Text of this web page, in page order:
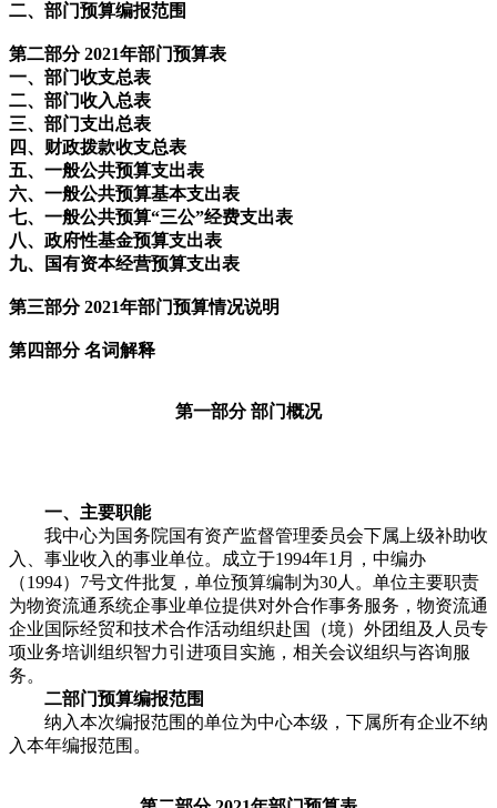
二、部门预算编报范围
第二部分 2021年部门预算表
一、部门收支总表
二、部门收入总表
三、部门支出总表
四、财政拨款收支总表
五、一般公共预算支出表
六、一般公共预算基本支出表
七、一般公共预算“三公”经费支出表
八、政府性基金预算支出表
九、国有资本经营预算支出表
第三部分 2021年部门预算情况说明
第四部分 名词解释
第一部分 部门概况
一、主要职能
我中心为国务院国有资产监督管理委员会下属上级补助收
入、事业收入的事业单位。成立于1994年1月，中编办
（1994）7号文件批复，单位预算编制为30人。单位主要职责
为物资流通系统企事业单位提供对外合作事务服务，物资流通
企业国际经贸和技术合作活动组织赴国（境）外团组及人员专
项业务培训组织智力引进项目实施，相关会议组织与咨询服
务。
二部门预算编报范围
纳入本次编报范围的单位为中心本级，下属所有企业不纳
入本年编报范围。